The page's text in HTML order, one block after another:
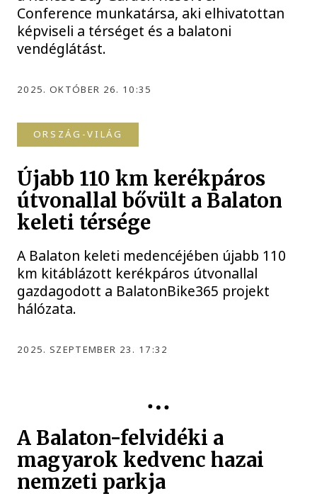
Conference munkatársa, aki elhivatottan
képviseli a térséget és a balatoni
vendéglátást.
2025. OKTÓBER 26. 10:35
ORSZÁG-VILÁG
Újabb 110 km kerékpáros
útvonallal bővült a Balaton
keleti térsége
A Balaton keleti medencéjében újabb 110
km kitáblázott kerékpáros útvonallal
gazdagodott a BalatonBike365 projekt
hálózata.
2025. SZEPTEMBER 23. 17:32
A Balaton-felvidéki a
magyarok kedvenc hazai
nemzeti parkja